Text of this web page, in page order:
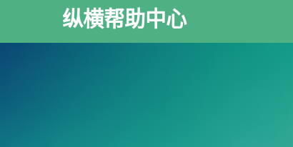
纵横帮助中心